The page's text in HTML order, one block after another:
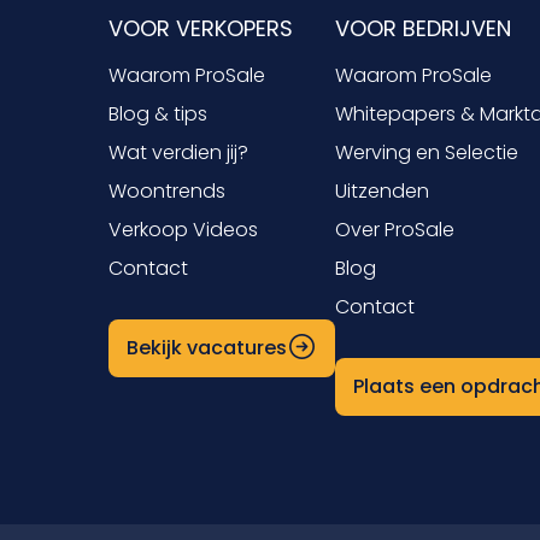
VOOR VERKOPERS
Waarom ProSale
Blog & tips
Wat verdien jij?
Woontrends
Verkoop Videos
Contact
Bekijk vacatures
VOOR BEDRIJVEN
Waarom ProSale
Whitepapers &
Werving en Selectie
Uitzenden
Over ProSale
Blog
Contact
Plaats een